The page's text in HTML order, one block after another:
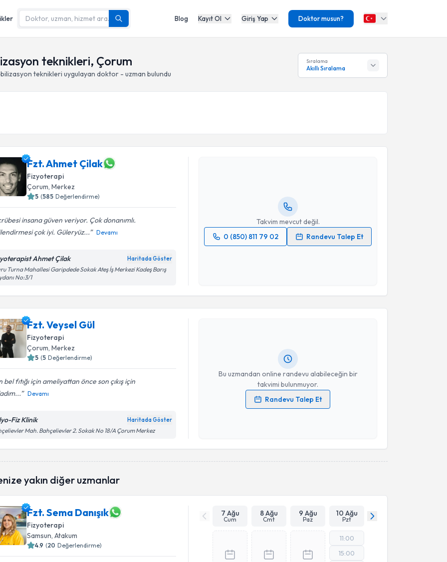
Blog Kayıt Ol Giriş Yap Doktor musun?
teknikleri, Çorum
teknikleri uygulayan doktor - uzman bulundu
Sıralama
Akıllı Sıralama
Fzt. Ahmet Çilak
Fizyoterapi
Çorum, Merkez
5 (585 Değerlendirme)
insana güven veriyor. Çok donanımlı.
çok iyi. Güleryüz...
Devamı
Ahmet Çilak Haritada Göster
Turna Mahallesi Garipdede Sokak Ateş İş Merkezi Kadeş Barış
No:3/1
Takvim mevcut değil.
0 (850) 811 79 02
Randevu Talep Et
Fzt. Veysel Gül
Fizyoterapi
Çorum, Merkez
5 (5 Değerlendirme)
bel fıtığı için ameliyattan önce son çıkış için
Devamı
Fiz Klinik Haritada Göster
Mah. Bahçelievler 2. Sokak No 18/A Çorum Merkez
Bu uzmandan online randevu alabileceğin bir
takvimi bulunmuyor.
Randevu Talep Et
Randevu Takvimi Talebi
Fzt. Veysel Gül
Kişisel verilerimin işlenmesine ilişkinAydınlatma Metni
Takvim Talebini Gönder
yakın diğer uzmanlar
Fzt. Sema Danışık
Fizyoterapi
Samsun, Atakum
4.9 (20 Değerlendirme)
7 Ağu
Cum
8 Ağu
Cmt
9 Ağu
Paz
10 Ağu
Pzt
11:00
15:00